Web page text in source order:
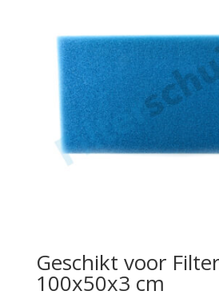
Geschikt voor
100x50x3 cm